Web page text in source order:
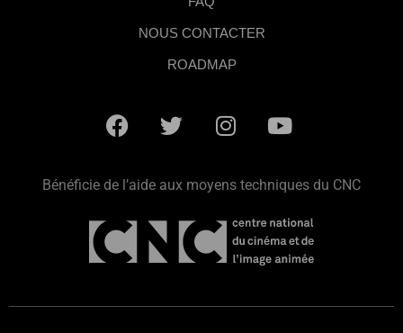
NOUS CONTACTER
ROADMAP
Bénéficie de l’aide aux moyens techniques du CNC